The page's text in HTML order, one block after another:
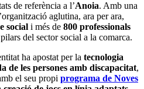
de referència a l’Anoia. Amb una
aglutina, ara per ara,
social i més de 800 professionals
del sector social a la comarca.
ha apostat per la tecnologia
de les persones amb discapacitat,
el seu propi programa de Noves